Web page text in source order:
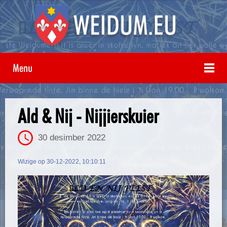
Menu
Ald & Nij - Nijjierskuier
30 desimber 2022
Wizige op 30-12-2022, 10:10:11